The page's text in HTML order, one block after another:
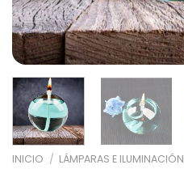
INICIO / LÁMPARAS E ILUMINACIÓN